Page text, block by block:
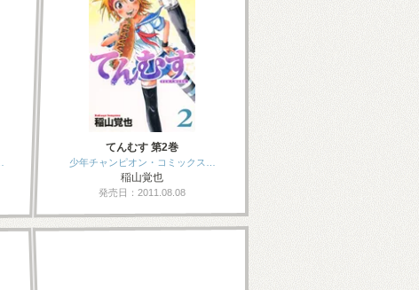
てんむす 第2巻
少年チャンピオン・コミックス…
稲山覚也
発売日：2011.08.08